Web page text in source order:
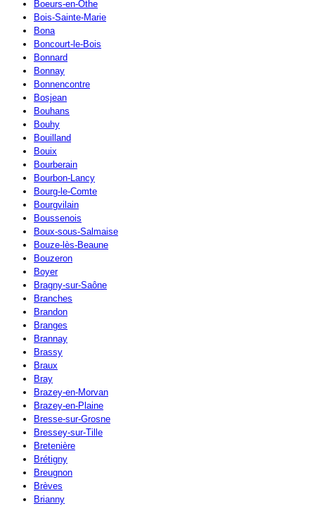
Boeurs-en-Othe
Bois-Sainte-Marie
Bona
Boncourt-le-Bois
Bonnard
Bonnay
Bonnencontre
Bosjean
Bouhans
Bouhy
Bouilland
Bouix
Bourberain
Bourbon-Lancy
Bourg-le-Comte
Bourgvilain
Boussenois
Boux-sous-Salmaise
Bouze-lès-Beaune
Bouzeron
Boyer
Bragny-sur-Saône
Branches
Brandon
Branges
Brannay
Brassy
Braux
Bray
Brazey-en-Morvan
Brazey-en-Plaine
Bresse-sur-Grosne
Bressey-sur-Tille
Bretenière
Brétigny
Breugnon
Brèves
Brianny